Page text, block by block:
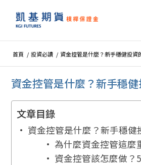
首頁 / 投資必讀 / 資金控管是什麼？新手穩健投資
資金控管是什麼？新手穩
文章目錄
資金控管是什麼？新手穩健
為什麼資金控管這麼
資金控管該怎麼做？